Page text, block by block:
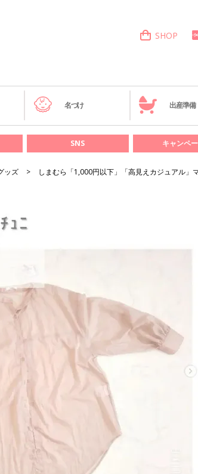
SHOP
名づけ 出産準備
SNS キャンペ
ッズ しまむら「1,000円以下」「高見えカジュアル」